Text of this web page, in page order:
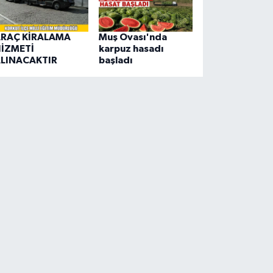
KİRALAMA
Muş Ovası'nda
karpuz hasadı
başladı